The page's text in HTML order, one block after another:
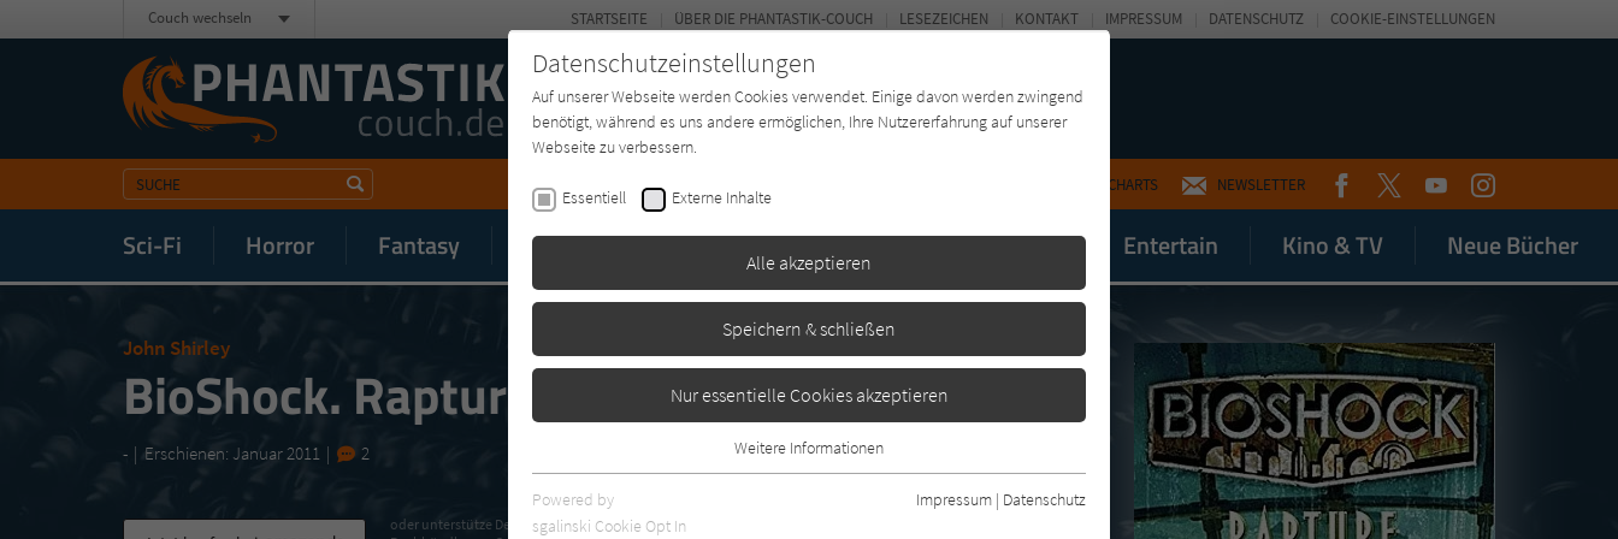
CHARTS NEWSLETTER FACEBOOKTWITTERYOUTUBEINSTAGRAM
Sci-Fi Horror Fantasy Mystery Buchtyp Autor*in Magazin Entertain Kino & TV Neue Bücher
STARTSEITE ÜBER DIE PHANTASTIK-COUCH LESEZEICHEN KONTAKT IMPRESSUM DATENSCHUTZ COOKIE-EINSTELLUNGEN
Couch wechseln
John Shirley
BioShock. Rapture
- Erschienen: Januar 2011 2
oder unterstütze Deinen
Datenschutzeinstellungen
Auf unserer Webseite werden Cookies verwendet. Einige davon werden zwingend
benötigt, während es uns andere ermöglichen, Ihre Nutzererfahrung auf unserer
Webseite zu verbessern.
Essentiell Externe Inhalte
Alle akzeptieren
Speichern & schließen
Nur essentielle Cookies akzeptieren
Essentielle Cookies werden für grundlegende Funktionen der Webseite
benötigt. Dadurch ist gewährleistet, dass die Webseite einwandfrei
Weitere Informationen
Powered by
sgalinski Cookie Opt In
Impressum | Datenschutz